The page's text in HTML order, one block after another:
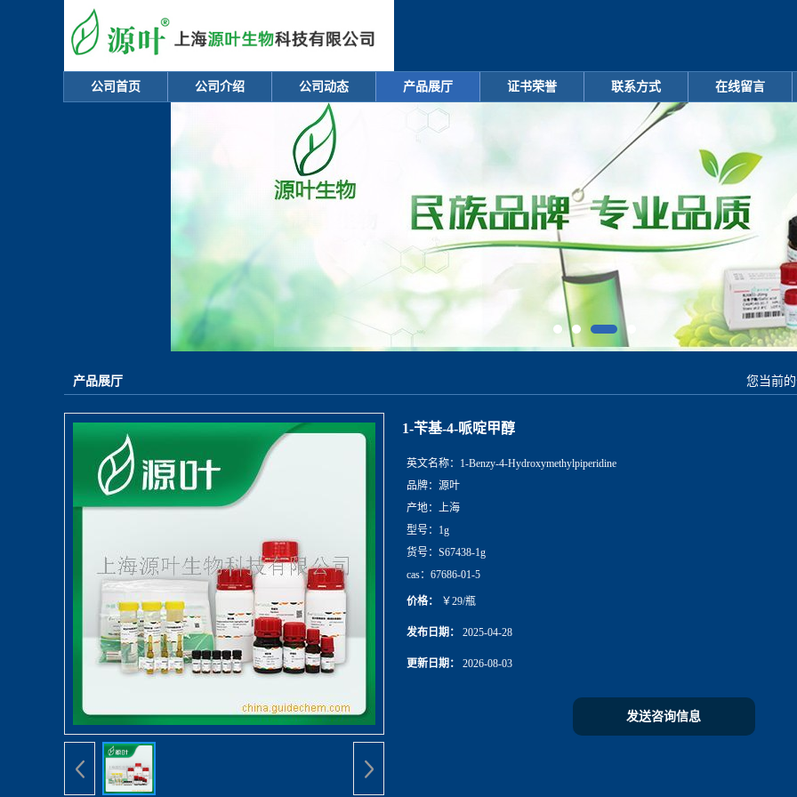
公司首页 公司介绍 公司动态 产品展厅 证书荣誉 联系方式 在线留言
产品展厅 您当前
1-苄基-4-哌啶甲醇
英文名称： 1-Benzy-4-Hydroxymethylpiperidine
品牌： 源叶
产地： 上海
型号： 1g
货号： S67438-1g
cas： 67686-01-5
价格： ￥29/瓶
发布日期： 2025-04-28
更新日期： 2026-08-03
发送咨询信息